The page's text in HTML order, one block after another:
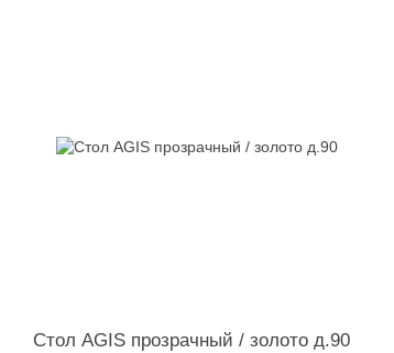
Стол AGIS прозрачный / золото д.90